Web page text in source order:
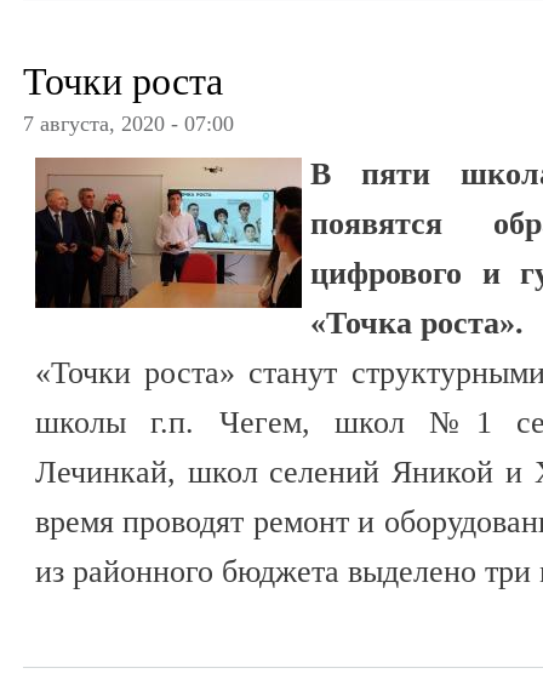
Точки роста
7 августа, 2020 - 07:00
В пяти
появятся
цифрового и
«Точка роста».
«Точки роста» станут
школы г.п. Чегем, школ №1
Лечинкай, школ селений Яникой и
время проводят ремонт и
из районного бюджета выделено